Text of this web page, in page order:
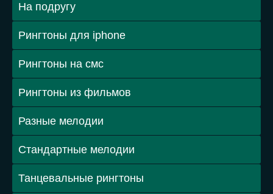
На подругу
Рингтоны для iphone
Рингтоны на смс
Рингтоны из фильмов
Разные мелодии
Стандартные мелодии
Танцевальные рингтоны